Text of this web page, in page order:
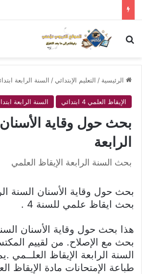
بحث عن
الرئيسية / التعليم الإبتدائي / السنة الرابعة
الإيقاظ العلمي 4 ابتدائي السنة الرابعة
بحث حول وقاية
الرابعة
بحث السنة الرابعة الإيقاظ العلمي
بحث حول وقاية الأسنان السنة
بحث ايقاظ علمي للسنة 4 .
هذا بحث حول وقاية الأسنان
بحث مع الإصلاح. من لقييم
السنة الرابعة الإيقاظ العلــمي